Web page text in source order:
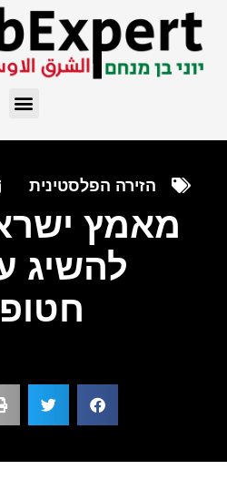
הזירה הפלסטינית
מאמץ
להשיג